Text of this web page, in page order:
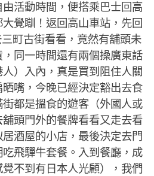
活動時間，便搭乘巴士回高
覺瞓！返回高山車站，先回
町古街看看，竟然有舖頭未
同一時間還有兩個操廣東話
）入內，真是買到阻住人關
嘴，今晚已經決定豁出去食
都是搵食的遊客（外國人或
頭門外的餐牌看看又走去看
酒屋的小店，最後決定去門
飛驒牛套餐。入到餐廳，成
不到有日本人光顧），我們